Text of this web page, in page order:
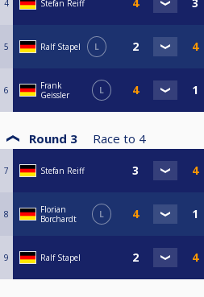
4 Stefan Reiff
5 Ralf Stapel L
6
Frank
Geissler
L
Round 3 Race to 4
7 Stefan Reiff
8
Florian
Borchardt
L
9 Ralf Stapel